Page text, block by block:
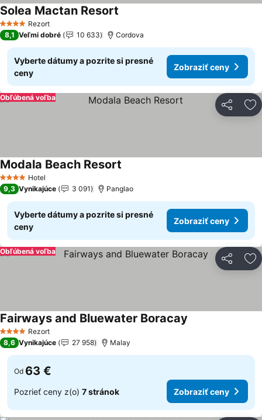
4 Počet hviezdičiek
Rezort
Solea Mactan Resort
8,1 Veľmi dobré 10 633 Cordova
Vyberte dátumy a pozrite si presné
ceny
Zobraziť ceny
Zdieľať
Obľúbená voľba
4 Počet hviezdičiek
Hotel
Modala Beach Resort
9,3 Vynikajúce 3 091 Panglao
Vyberte dátumy a pozrite si presné
ceny
Zobraziť ceny
Zdieľať
Obľúbená voľba
4 Počet hviezdičiek
Rezort
Fairways and Bluewater Boracay
8,6 Vynikajúce 27 958 Malay
Od 63 €
Pozrieť ceny z(o) 7 stránok Zobraziť ceny